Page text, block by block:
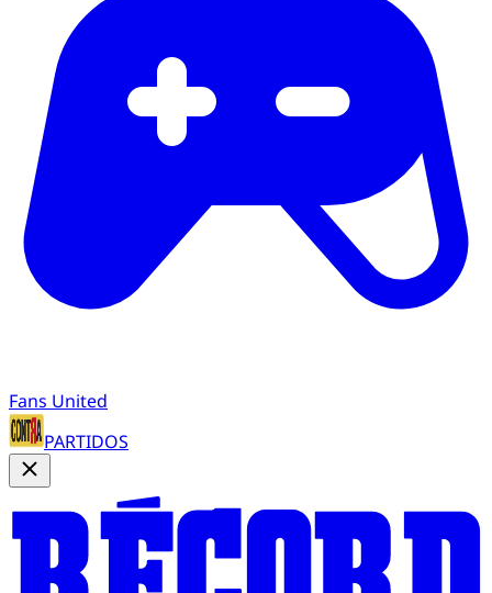
Fans United
PARTIDOS